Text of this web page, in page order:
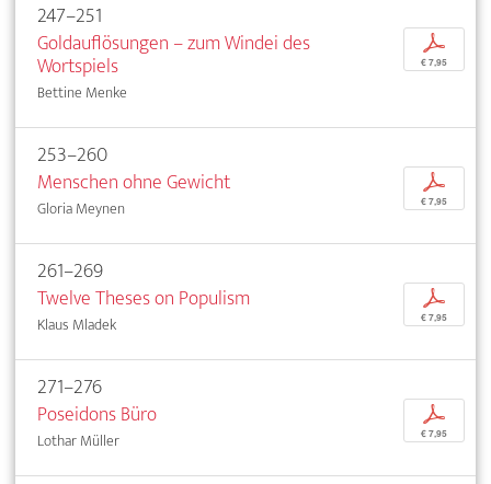
247–251
Goldauflösungen – zum Windei des
Wortspiels
Bettine Menke
p
€ 7,95
253–260
Menschen ohne Gewicht
Gloria Meynen
p
€ 7,95
261–269
Twelve Theses on Populism
Klaus Mladek
p
€ 7,95
271–276
Poseidons Büro
Lothar Müller
p
€ 7,95